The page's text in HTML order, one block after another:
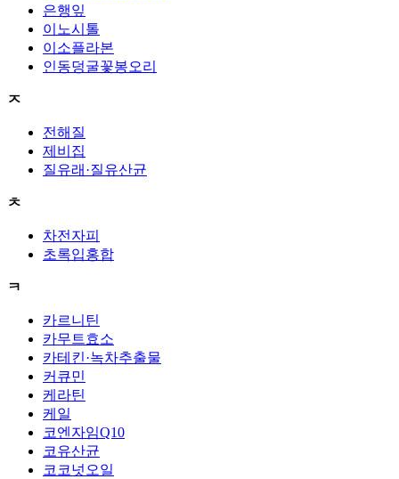
은행잎
이노시톨
이소플라본
인동덩굴꽃봉오리
ㅈ
전해질
제비집
질유래·질유산균
ㅊ
차전자피
초록입홍합
ㅋ
카르니틴
카무트효소
카테킨·녹차추출물
커큐민
케라틴
케일
코엔자임Q10
코유산균
코코넛오일